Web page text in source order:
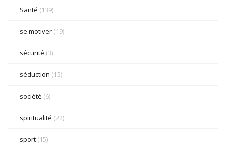
Santé (139)
se motiver (19)
sécurité (3)
séduction (15)
société (6)
spiritualité (22)
sport (15)